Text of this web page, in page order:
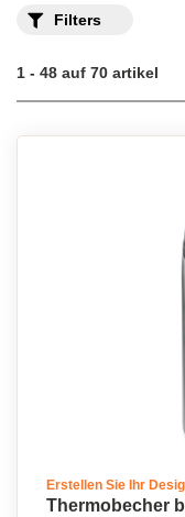
Thermobecher
Filters
1 - 48 auf 70 artikel
Erstellen Sie Ihr
Thermobecher